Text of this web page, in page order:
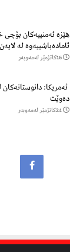
هێزه‌ ئه‌منییه‌كان بۆچی
ئاماده‌باشییه‌وه‌ لە
16كاتژمێر لەمەوبەر
ئەمریکا:
دەوێت
24كاتژمێر لەمەوبەر